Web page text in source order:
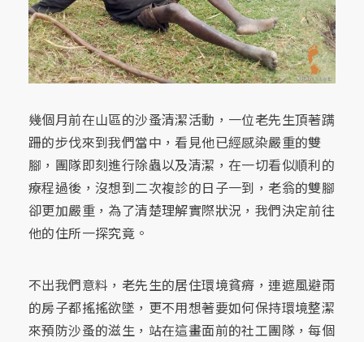
幾個月前在山區的沙蚤清潔活動，一位老先生頂著蹒
跚的步伐來到我們當中，看見他已經感染嚴重的雙
腳，團隊即刻進行除蟲以及清潔，在一切看似順利的
療程過後，沒想到二次複診的日子一到，老翁的雙腳
卻更加嚴重，為了清楚理解實際狀況，我們決定前往
他的住所一探究竟。
不出我們意料，老先生的居住環境貧瘠，連遮風避雨
的房子都搖搖欲墜，更不用想著要如何保持環境整潔
來預防沙蚤的滋生，站在這畫面前的社工團隊，每個